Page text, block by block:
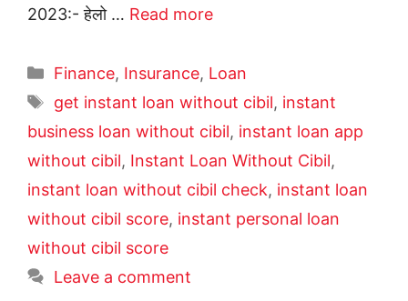
2023:- हेलो … Read more
Categories
Finance, Insurance, Loan
Tags
get instant loan without cibil, instant
business loan without cibil, instant loan app
without cibil, Instant Loan Without Cibil,
instant loan without cibil check, instant loan
without cibil score, instant personal loan
without cibil score
Leave a comment